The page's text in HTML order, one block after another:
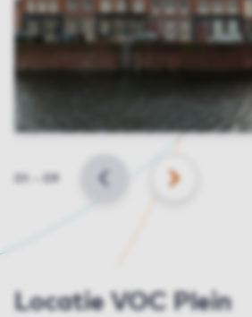
Slide 09 VORIGE VOLGENDE
Locatie VOC Plein